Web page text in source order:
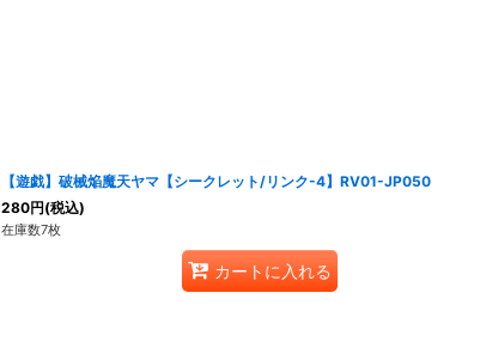
【遊戯】破械焔魔天ヤマ【シークレット/リンク-4】RV01-JP050
280円(税込)
在庫数7枚
カートに入れる